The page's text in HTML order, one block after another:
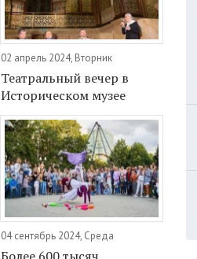
02 апрель 2024, Вторник
Театральный вечер в
Историческом музее
04 сентябрь 2024, Среда